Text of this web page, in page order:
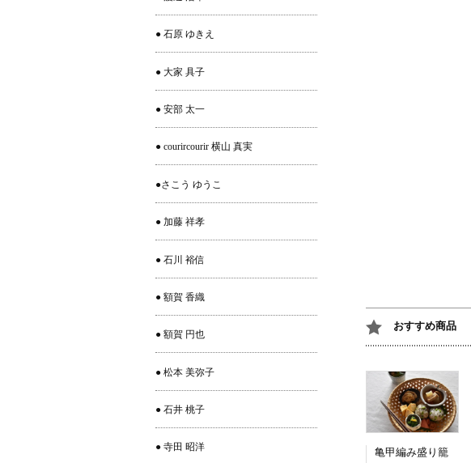
おすすめ商品
亀甲編み盛り籠
● 石原 ゆきえ
● 大家 具子
● 安部 太一
● courircourir 横山 真実
●さこう ゆうこ
● 加藤 祥孝
● 石川 裕信
● 額賀 香織
● 額賀 円也
● 松本 美弥子
● 石井 桃子
● 寺田 昭洋